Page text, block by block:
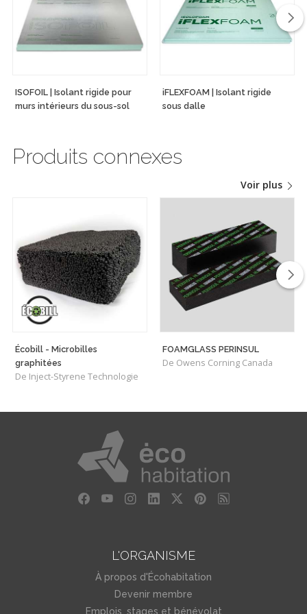
ISOFOIL | Isolant rigide pour
murs intérieurs du sous-sol
iFLEXFOAM | Isolant rigide
sous dalle
Produits connexes
Voir plus
Écobill - Microbilles
graphitées
De Inject-Styrene Technologie
FOAMGLASS PERINSUL
De Owens Corning Canada
L'ORGANISME
À propos d'Écohabitation
Devenir membre
Emplois, stages et bénévolat